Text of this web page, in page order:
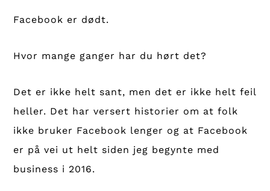
Facebook er dødt.
Hvor mange ganger har du hørt det?
Det er ikke helt sant, men det er ikke helt feil
heller. Det har versert historier om at folk
ikke bruker Facebook lenger og at Facebook
er på vei ut helt siden jeg begynte med
business i 2016.